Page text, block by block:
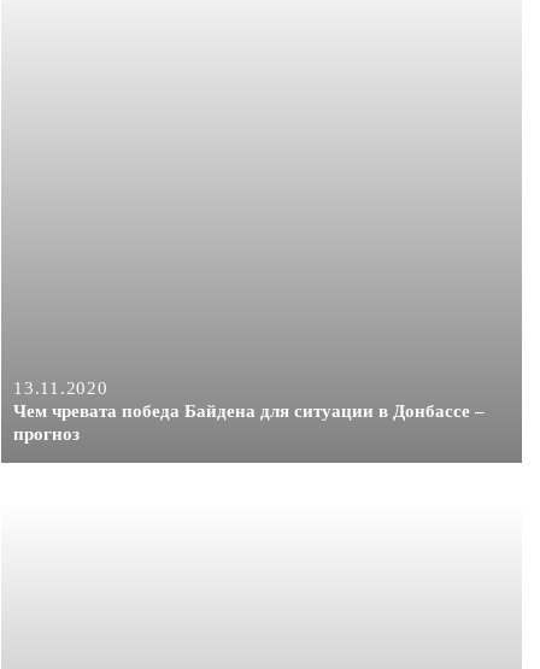
13.11.2020
Чем чревата победа Байдена для ситуации в Донбассе –
прогноз